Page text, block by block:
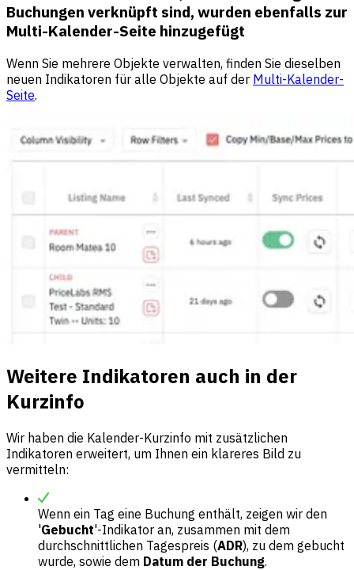
Buchungen verknüpft sind, wurden ebenfalls zur
Multi-Kalender-Seite hinzugefügt
Wenn Sie mehrere Objekte verwalten, finden Sie dieselben
neuen Indikatoren für alle Objekte auf der Multi-Kalender-
Seite.
Weitere Indikatoren auch in der
Kurzinfo
Wir haben die Kalender-Kurzinfo mit zusätzlichen
Indikatoren erweitert, um Ihnen ein klareres Bild zu
vermitteln:
Wenn ein Tag eine Buchung enthält, zeigen wir den
'Gebucht'-Indikator an, zusammen mit dem
durchschnittlichen Tagespreis (ADR), zu dem gebucht
wurde, sowie dem Datum der Buchung.